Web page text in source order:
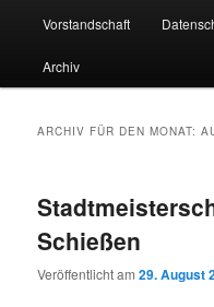
Inhalt
wechseln
sekundären
Inhalt
wechseln
Vorstandschaft
Archiv
ARCHIV FÜR DEN MONAT:
Schießen
Veröffentlicht am29. August